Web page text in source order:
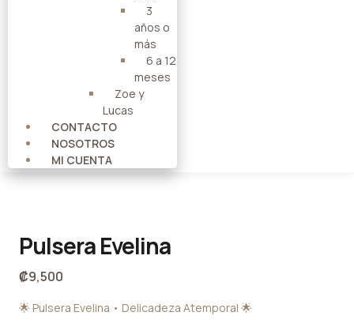
3
años o
más
6 a 12
meses
Zoe y
Lucas
CONTACTO
NOSOTROS
MI CUENTA
Pulsera Evelina
₡9,500
🌟 Pulsera Evelina • Delicadeza Atemporal 🌟